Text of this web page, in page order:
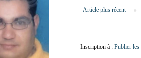
Article plus récent
Inscription à : Publier